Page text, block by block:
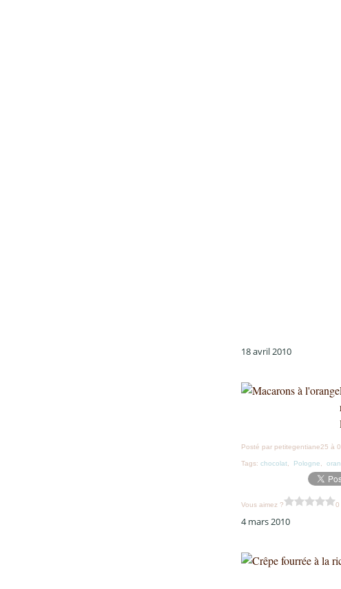
18 avril 2010
Posté par petitegentiane25 à
Tags: chocolat Pologne
Vous aimez ? 0
4 mars 2010